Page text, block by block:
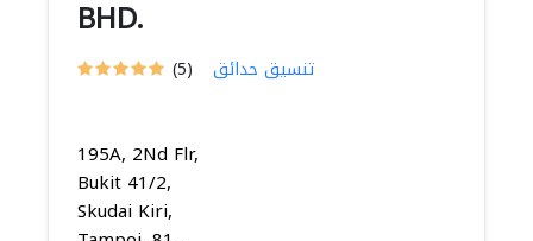
BHD.
(5) تنسيق حدائق
195A, 2Nd Flr,
Bukit 41/2,
Skudai Kiri,